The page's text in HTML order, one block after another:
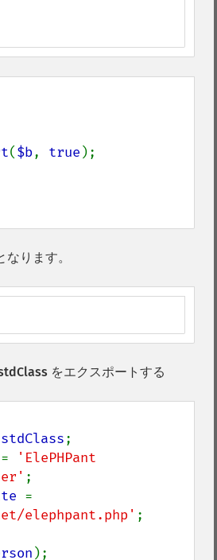
($b, true );
ります。
をエクスポートする
stdClass
=
'ElePHPant
elephpant.php' ;
);